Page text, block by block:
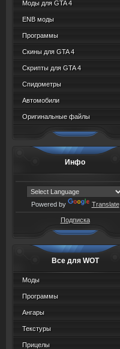
Моды для GTA 4
ENB моды
Программы
Скины для GTA 4
Скрипты для GTA 4
Спидометры
Автомобили
Оригинальные файлы
Инфо
Powered by Translate
Подписка
Все для WOT
Моды
Программы
Ангары
Текстуры
Прицелы